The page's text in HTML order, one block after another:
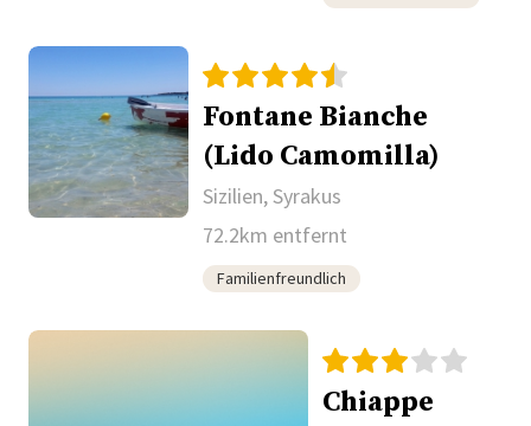
Fontane Bianche
(Lido Camomilla)
Sizilien, Syrakus
72.2km entfernt
Familienfreundlich
Chiappe